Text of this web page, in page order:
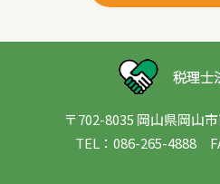
〒702-8035 岡山県岡山
TEL：086-265-4888